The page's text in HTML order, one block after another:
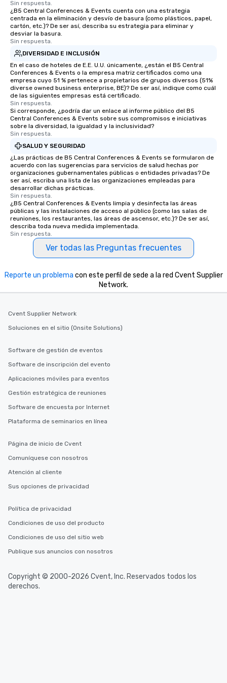
Sin respuesta.
¿B5 Central Conferences & Events cuenta con una estrategia
centrada en la eliminación y desvío de basura (como plásticos, papel,
cartón, etc.)? De ser así, describa su estrategia para eliminar y
desviar la basura.
Sin respuesta.
DIVERSIDAD E INCLUSIÓN
En el caso de hoteles de E.E. U.U. únicamente, ¿están el B5 Central
Conferences & Events o la empresa matriz certificados como una
empresa cuyo 51 % pertenece a propietarios de grupos diversos (51%
diverse owned business enterprise, BE)? De ser así, indique como cuál
de las siguientes empresas está certificado.
Sin respuesta.
Si corresponde, ¿podría dar un enlace al informe público del B5
Central Conferences & Events sobre sus compromisos e iniciativas
sobre la diversidad, la igualdad y la inclusividad?
Sin respuesta.
SALUD Y SEGURIDAD
¿Las prácticas de B5 Central Conferences & Events se formularon de
acuerdo con las sugerencias para servicios de salud hechas por
organizaciones gubernamentales públicas o entidades privadas? De
ser así, escriba una lista de las organizaciones empleadas para
desarrollar dichas prácticas.
Sin respuesta.
¿B5 Central Conferences & Events limpia y desinfecta las áreas
públicas y las instalaciones de acceso al público (como las salas de
reuniones, los restaurantes, las áreas de ascensor, etc.)? De ser así,
describa toda nueva medida implementada.
Sin respuesta.
Ver todas las Preguntas frecuentes
Reporte un problema con este perfil de sede a la red Cvent Supplier
Network.
Cvent Supplier Network
Soluciones en el sitio (Onsite Solutions)
Software de gestión de eventos
Software de inscripción del evento
Aplicaciones móviles para eventos
Gestión estratégica de reuniones
Software de encuesta por Internet
Plataforma de seminarios en línea
Página de inicio de Cvent
Comuníquese con nosotros
Atención al cliente
Sus opciones de privacidad
Política de privacidad
Condiciones de uso del producto
Condiciones de uso del sitio web
Publique sus anuncios con nosotros
Copyright © 2000-2026 Cvent, Inc. Reservados todos los
derechos.